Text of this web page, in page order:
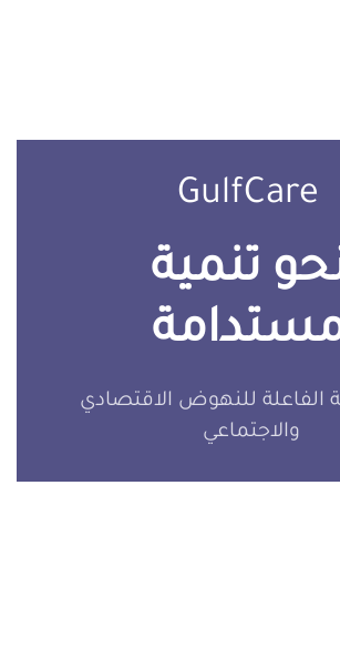
GulfCare
تنمية
الفاعلة للنهوض الاقتصادي
والاجتماعي